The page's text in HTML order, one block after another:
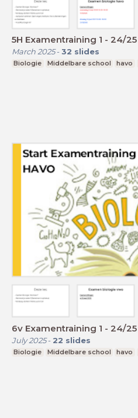
5H Examentraining 1 - 24/25
March 2025- 32 slides
Biologie Middelbare school havo
6v Examentraining 1 - 24/25
July 2025- 22 slides
Biologie Middelbare school havo